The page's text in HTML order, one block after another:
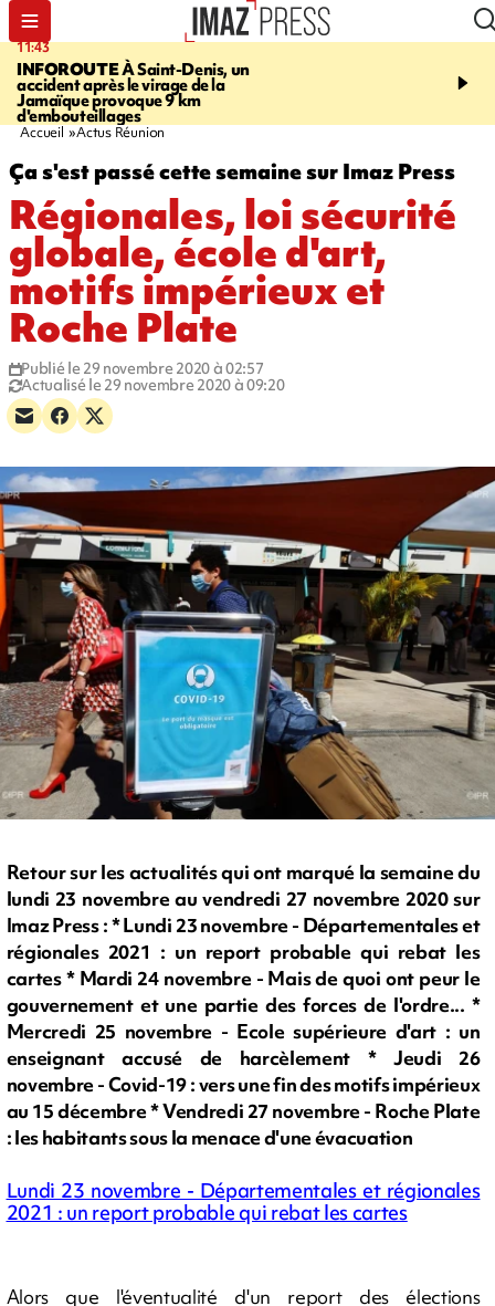
11:43
INFOROUTEÀ Saint-Denis, un
accident après le virage de la
Jamaïque provoque 9 km
d'embouteillages
16:35
gendarmes évacuent
Accueil Actus Réunion
Ça s'est passé cette semaine sur Imaz Press
Régionales, loi sécurité
globale, école d'art,
motifs impérieux et
Roche Plate
Publié le 29 novembre 2020 à 02:57
Actualisé le 29 novembre 2020 à 09:20
Retour sur les actualités qui ont marqué la semaine du
lundi 23 novembre au vendredi 27 novembre 2020 sur
Imaz Press : * Lundi 23 novembre - Départementales et
régionales 2021 : un report probable qui rebat les
cartes * Mardi 24 novembre - Mais de quoi ont peur le
gouvernement et une partie des forces de l'ordre... *
Mercredi 25 novembre - Ecole supérieure d'art : un
enseignant accusé de harcèlement * Jeudi 26
novembre - Covid-19 : vers une fin des motifs impérieux
au 15 décembre * Vendredi 27 novembre - Roche Plate
: les habitants sous la menace d'une évacuation
Lundi 23 novembre - Départementales et régionales
2021 : un report probable qui rebat les cartes
Alors que l'éventualité d'un report des élections